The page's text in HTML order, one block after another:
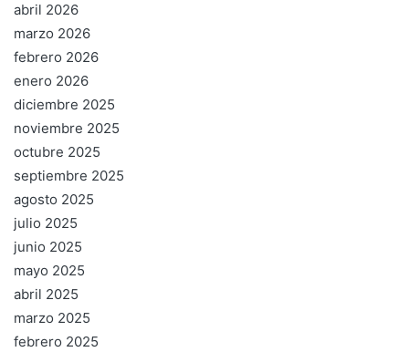
abril 2026
marzo 2026
febrero 2026
enero 2026
diciembre 2025
noviembre 2025
octubre 2025
septiembre 2025
agosto 2025
julio 2025
junio 2025
mayo 2025
abril 2025
marzo 2025
febrero 2025